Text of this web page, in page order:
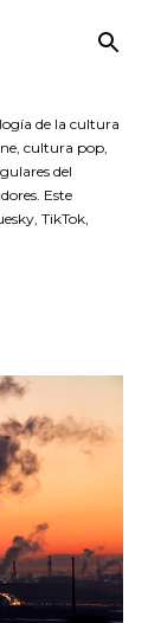
de la cultura
cultura pop,
del
Este
TikTok,